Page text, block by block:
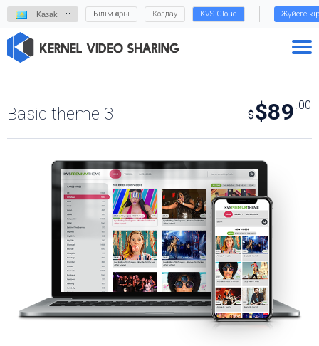
Kазаk Білім қоры Қолдау KVS Cloud Жүйеге
Basic theme 3 $$89.00